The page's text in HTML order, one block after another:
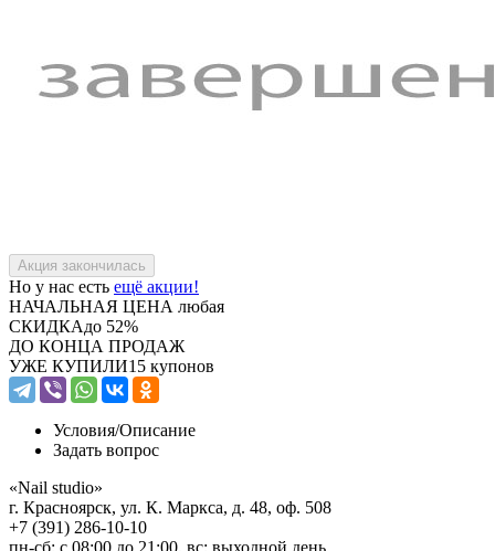
Но у нас есть ещё акции!
НАЧАЛЬНАЯ ЦЕНА любая
СКИДКАдо 52%
ДО КОНЦА ПРОДАЖ
УЖЕ КУПИЛИ15 купонов
Условия/Описание
Задать вопрос
«Nail studio»
г. Красноярск, ул. К. Маркса, д. 48, оф. 508
+7 (391) 286-10-10
пн-сб: с 08:00 до 21:00, вс: выходной день